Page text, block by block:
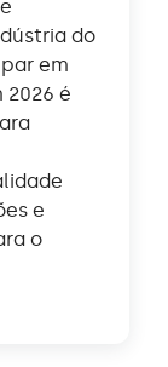
do
em
é
e
o